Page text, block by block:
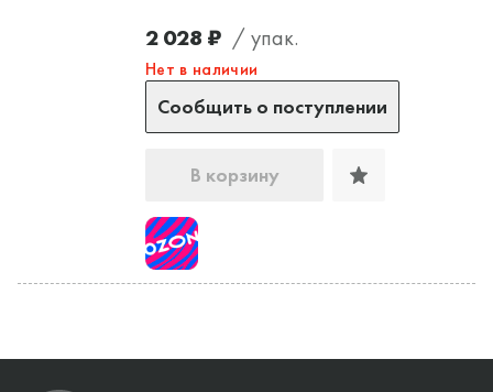
2 028 ₽ / упак.
Нет в наличии
Сообщить о поступлении
В корзину